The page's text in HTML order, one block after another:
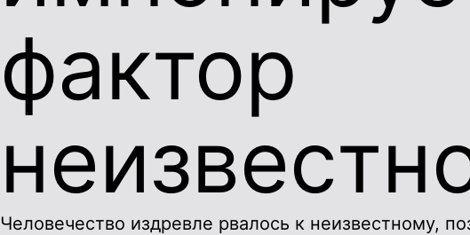
фактор
Человечество издревле рвалось к неизвестному,